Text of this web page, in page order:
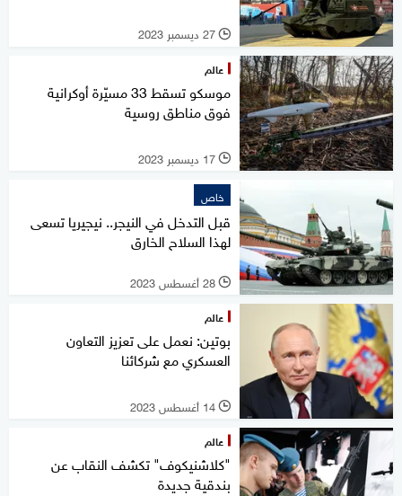
l 27 ديسمبر 2023
عالم
موسكو تسقط 33 مسيّرة أوكرانية
فوق مناطق روسية
l 17 ديسمبر 2023
خاص
قبل التدخل في النيجر.. نيجيريا تسعى
لهذا السلاح الخارق
l 28 أغسطس 2023
عالم
بوتين: نعمل على تعزيز التعاون
العسكري مع شركائنا
l 14 أغسطس 2023
عالم
"كلاشنيكوف" تكشف النقاب عن
بندقية جديدة